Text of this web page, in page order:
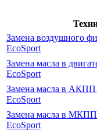
Замена воздушного
EcoSport
Замена масла в
EcoSport
Замена масла в АКПП
EcoSport
Замена масла в МКПП
EcoSport